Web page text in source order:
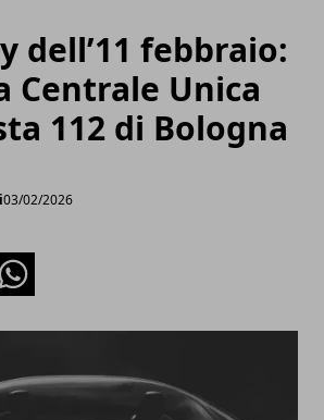
dell’11 febbraio:
Centrale Unica
112 di Bologna
03/02/2026
Whatsapp